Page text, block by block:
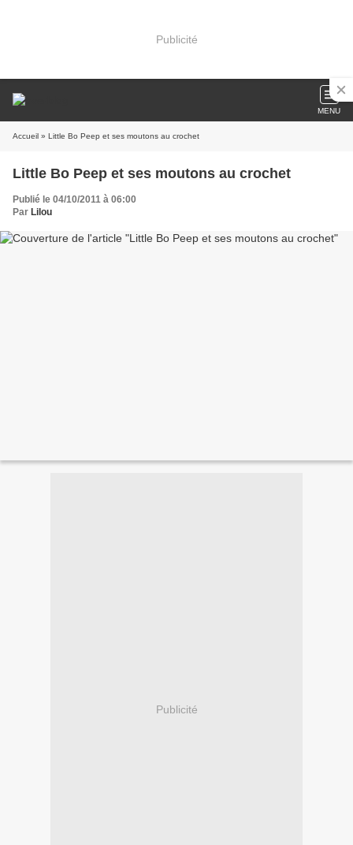
Publicité
MENU
Accueil » Little Bo Peep et ses moutons au crochet
Little Bo Peep et ses moutons au crochet
Publié le 04/10/2011 à 06:00
Par Lilou
Publicité